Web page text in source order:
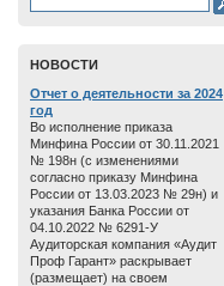
HОВОСТИ
Отчет о дeятельнoсти зa 2024
год
Во исполнение приказа
Минфина России от 30.11.2021
№ 198н (с изменениями
согласно приказу Минфина
России от 13.03.2023 № 29н) и
указания Банка России от
04.10.2022 № 6291-У
Аудиторская компания «Аудит
Проф Гарант» раскрывает
(размещает) на своем